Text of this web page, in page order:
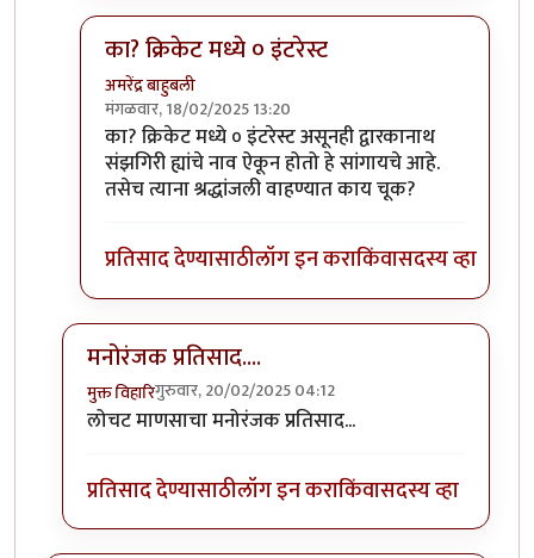
का? क्रिकेट मध्ये ० इंटरेस्ट
अमरेंद्र बाहुबली
मंगळवार, 18/02/2025 13:20
In reply toटंकला नसता तरी चालला' असताby
का? क्रिकेट मध्ये ० इंटरेस्ट असूनही द्वारकानाथ
संझगिरी ह्यांचे नाव ऐकून होतो हे सांगायचे आहे.
तसेच त्याना श्रद्धांजली वाहण्यात काय चूक?
प्रतिसाद देण्यासाठीलॉग इन कराकिंवासदस्य व्हा
मनोरंजक प्रतिसाद....
मुक्त विहारिगुरुवार, 20/02/2025 04:12
In reply toक्रिकेट सारख्या वाह्यादby
लोचट माणसाचा मनोरंजक प्रतिसाद...
प्रतिसाद देण्यासाठीलॉग इन कराकिंवासदस्य व्हा